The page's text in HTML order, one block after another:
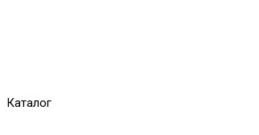
Каталог